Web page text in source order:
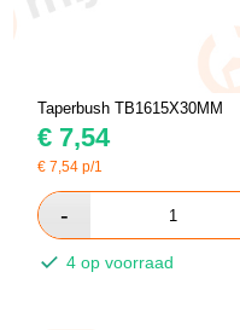
Taperbush TB1615X30MM
€ 7,54
€7,54 p/1
4 op voorraad